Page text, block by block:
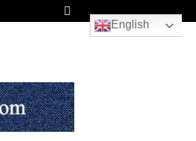
English